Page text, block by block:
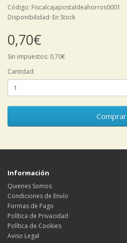
Código: Fiscalcajapostaldeahorros0001
Disponibilidad: En Stock
0,70€
Sin impuestos: 0,70€
Cantidad:
Comprar
Información
Quienes Somos
Condiciones de Envío
Formas de Pago
Política de Privacidad
Política de Cookies
Aviso Legal